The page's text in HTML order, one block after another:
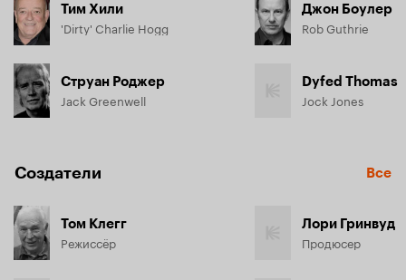
Тим Хили
'Dirty' Charlie Hogg
Струан Роджер
Jack Greenwell
Джон Боулер
Rob Guthrie
Dyfed Thomas
Jock Jones
Создатели Все
Том Клегг
Режиссёр
Лори Гринвуд
Продюсер